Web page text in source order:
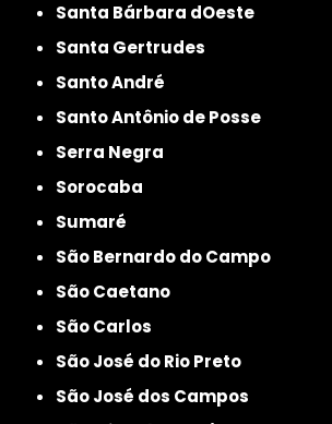
Santa Bárbara dOeste
Santa Gertrudes
Santo André
Santo Antônio de Posse
Serra Negra
Sorocaba
Sumaré
São Bernardo do Campo
São Caetano
São Carlos
São José do Rio Preto
São José dos Campos